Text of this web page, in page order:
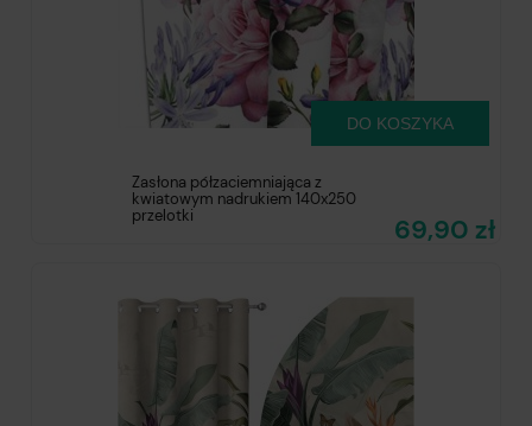
Zasłona półzaciemniająca z
kwiatowym nadrukiem 140x250
przelotki
69,90 zł
DO KOSZYKA